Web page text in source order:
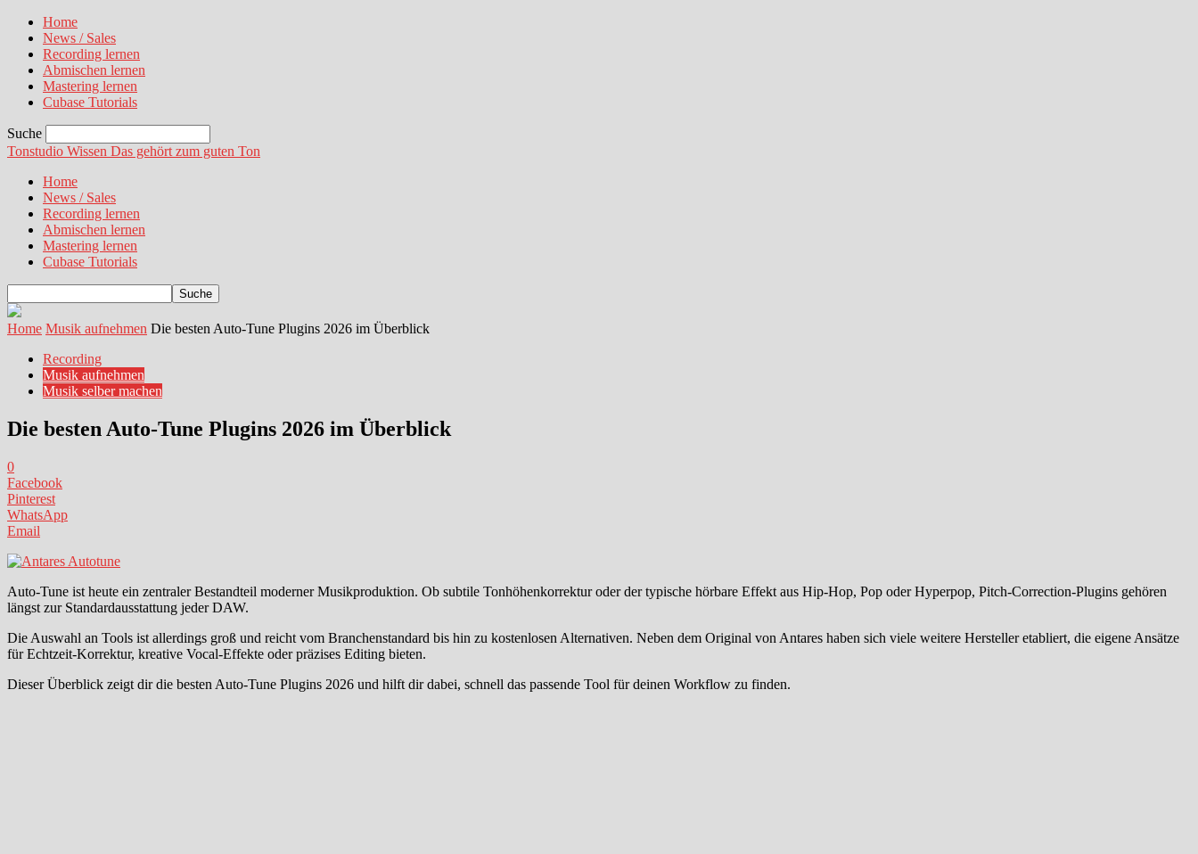
Home
News / Sales
Recording lernen
Abmischen lernen
Mastering lernen
Cubase Tutorials
Suche
Tonstudio Wissen Das gehört zum guten Ton
Home
News / Sales
Recording lernen
Abmischen lernen
Mastering lernen
Cubase Tutorials
Home Musik aufnehmen Die besten Auto-Tune Plugins 2026 im Überblick
Recording
Musik aufnehmen
Musik selber machen
Die besten Auto-Tune Plugins 2026 im Überblick
0
Facebook
Pinterest
WhatsApp
Email
Auto-Tune ist heute ein zentraler Bestandteil moderner Musikproduktion. Ob subtile Tonhöhenkorrektur oder der typische hörbare Effekt aus Hip-Hop, Pop oder Hyperpop, Pitch-Correction-Plugins gehören
längst zur Standardausstattung jeder DAW.
Die Auswahl an Tools ist allerdings groß und reicht vom Branchenstandard bis hin zu kostenlosen Alternativen. Neben dem Original von Antares haben sich viele weitere Hersteller etabliert, die eigene Ansätze
für Echtzeit-Korrektur, kreative Vocal-Effekte oder präzises Editing bieten.
Dieser Überblick zeigt dir die besten Auto-Tune Plugins 2026 und hilft dir dabei, schnell das passende Tool für deinen Workflow zu finden.